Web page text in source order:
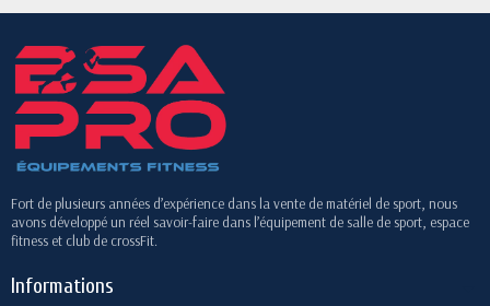
Fort de plusieurs années d’expérience dans la vente de matériel de sport, nous
avons développé un réel savoir-faire dans l’équipement de salle de sport, espace
fitness et club de crossFit.
Informations